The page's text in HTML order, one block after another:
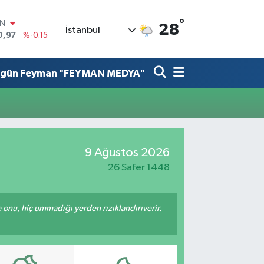
%-0.15
%0.18
%0
İstanbul 28°
Feyman "FEYMAN MEDYA"
9 Ağustos 2026
26 Safer 1448
hiç ummadığı yerden rızıklandırıverir.